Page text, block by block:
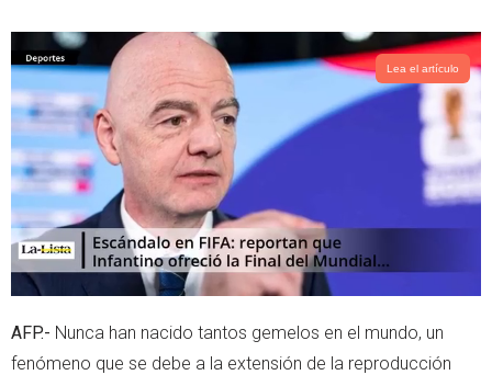
i
t
t
e
r
a
t
s
a
p
p
Lea el artículo
AFP.- Nunca han nacido tantos gemelos en el mundo, un
fenómeno que se debe a la extensión de la reproducción